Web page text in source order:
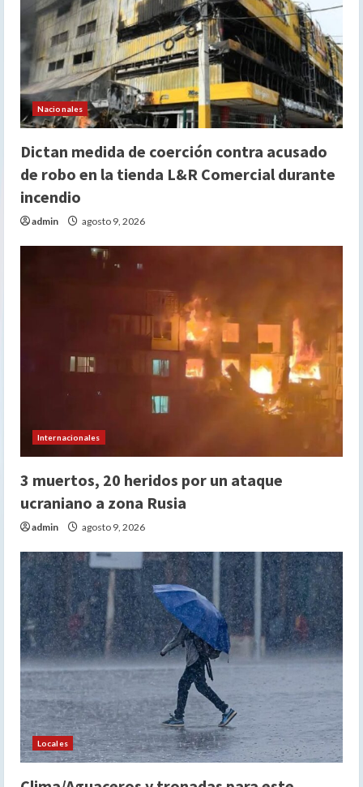
Nacionales
Dictan medida de coerción contra acusado
de robo en la tienda L&R Comercial durante
incendio
admin agosto 9, 2026
Internacionales
3 muertos, 20 heridos por un ataque
ucraniano a zona Rusia
admin agosto 9, 2026
Locales